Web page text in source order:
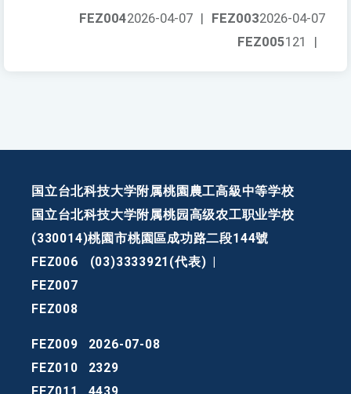
FEZ0032026-04-07
FEZ0042026-04-07 |
FEZ005121 |
国立台北科技大学附属桃園農工高級中等学校
国立台北科技大学附属桃园高级农工职业学校
(330014)桃園市桃園區成功路二段144號
FEZ006
(03)3333921(代表)
FEZ007
FEZ008
FEZ009
2026-07-08
FEZ010
2329